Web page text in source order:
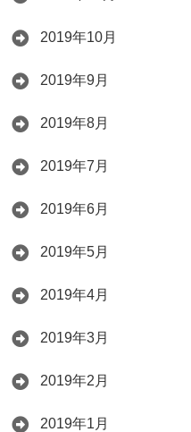
2019年10月
2019年9月
2019年8月
2019年7月
2019年6月
2019年5月
2019年4月
2019年3月
2019年2月
2019年1月